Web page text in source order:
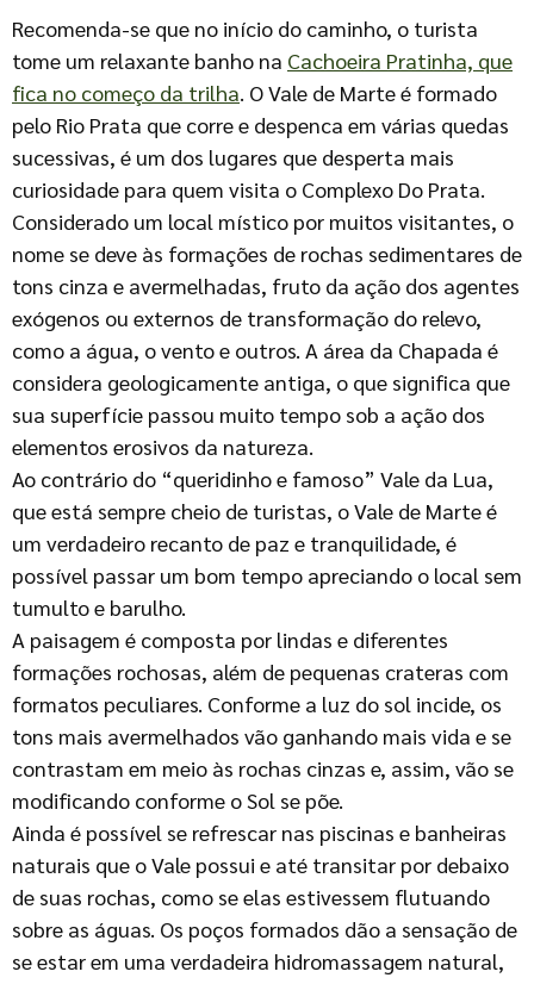
Recomenda-se que no início do caminho, o turista
tome um relaxante banho na Cachoeira Pratinha, que
fica no começo da trilha. O Vale de Marte é formado
pelo Rio Prata que corre e despenca em várias quedas
sucessivas, é um dos lugares que desperta mais
curiosidade para quem visita o Complexo Do Prata.
Considerado um local místico por muitos visitantes, o
nome se deve às formações de rochas sedimentares de
tons cinza e avermelhadas, fruto da ação dos agentes
exógenos ou externos de transformação do relevo,
como a água, o vento e outros. A área da Chapada é
considera geologicamente antiga, o que significa que
sua superfície passou muito tempo sob a ação dos
elementos erosivos da natureza.
Ao contrário do “queridinho e famoso” Vale da Lua,
que está sempre cheio de turistas, o Vale de Marte é
um verdadeiro recanto de paz e tranquilidade, é
possível passar um bom tempo apreciando o local sem
tumulto e barulho.
A paisagem é composta por lindas e diferentes
formações rochosas, além de pequenas crateras com
formatos peculiares. Conforme a luz do sol incide, os
tons mais avermelhados vão ganhando mais vida e se
contrastam em meio às rochas cinzas e, assim, vão se
modificando conforme o Sol se põe.
Ainda é possível se refrescar nas piscinas e banheiras
naturais que o Vale possui e até transitar por debaixo
de suas rochas, como se elas estivessem flutuando
sobre as águas. Os poços formados dão a sensação de
se estar em uma verdadeira hidromassagem natural,